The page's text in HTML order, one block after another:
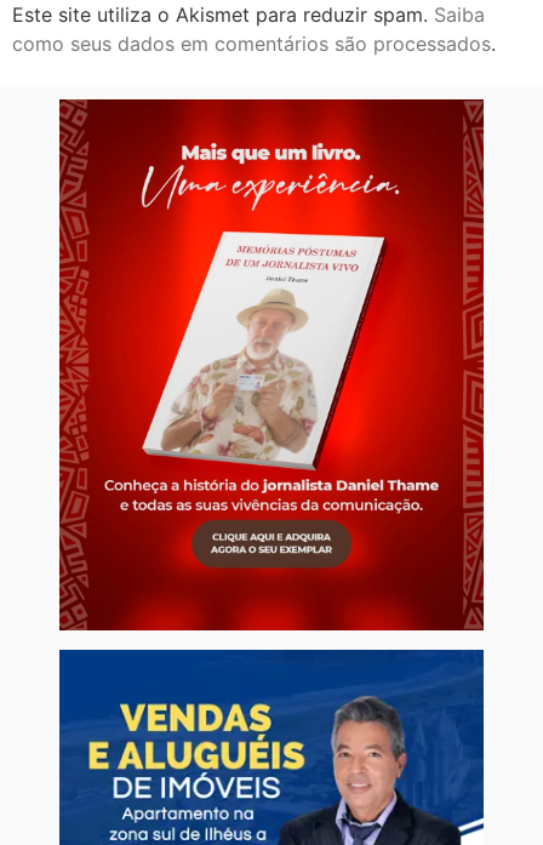
Este site utiliza o Akismet para reduzir spam. Saiba
como seus dados em comentários são processados.